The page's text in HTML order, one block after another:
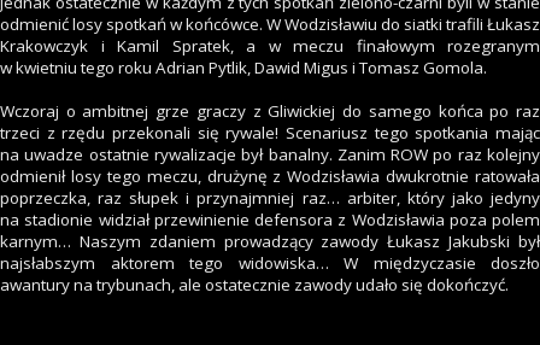
odmienić losy spotkań w końcówce. W Wodzisławiu do siatki trafili Łukasz
Krakowczyk i Kamil Spratek, a w meczu finałowym rozegranym
w kwietniu tego roku Adrian Pytlik, Dawid Migus i Tomasz Gomola.
Wczoraj o ambitnej grze graczy z Gliwickiej do samego końca po raz
trzeci z rzędu przekonali się rywale! Scenariusz tego spotkania mając
na uwadze ostatnie rywalizacje był banalny. Zanim ROW po raz kolejny
odmienił losy tego meczu, drużynę z Wodzisławia dwukrotnie ratowała
poprzeczka, raz słupek i przynajmniej raz… arbiter, który jako jedyny
na stadionie widział przewinienie defensora z Wodzisławia poza polem
karnym… Naszym zdaniem prowadzący zawody Łukasz Jakubski był
najsłabszym aktorem tego widowiska… W międzyczasie doszło
awantury na trybunach, ale ostatecznie zawody udało się dokończyć.